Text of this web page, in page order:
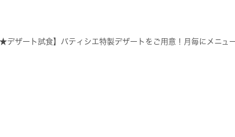
★デザート試食】パティシエ特製デザートをご用意！月毎にメニュ